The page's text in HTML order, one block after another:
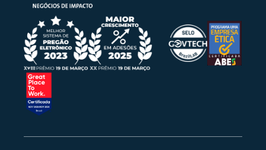
13/01/2026 19:06:56 | Sistema
Foram solicitadas diligências para o item 0094.
O prazo de envio é até às 17:00 do dia
14/01/2026.
13/01/2026 19:05:27 | Sistema
O item 0094 tem como novo arrematante SL
AGROPECUARIA E EMPORIO DE BEBIDAS LTDA
com lance de R$ 45,00.
13/01/2026 19:05:27 | Sistema